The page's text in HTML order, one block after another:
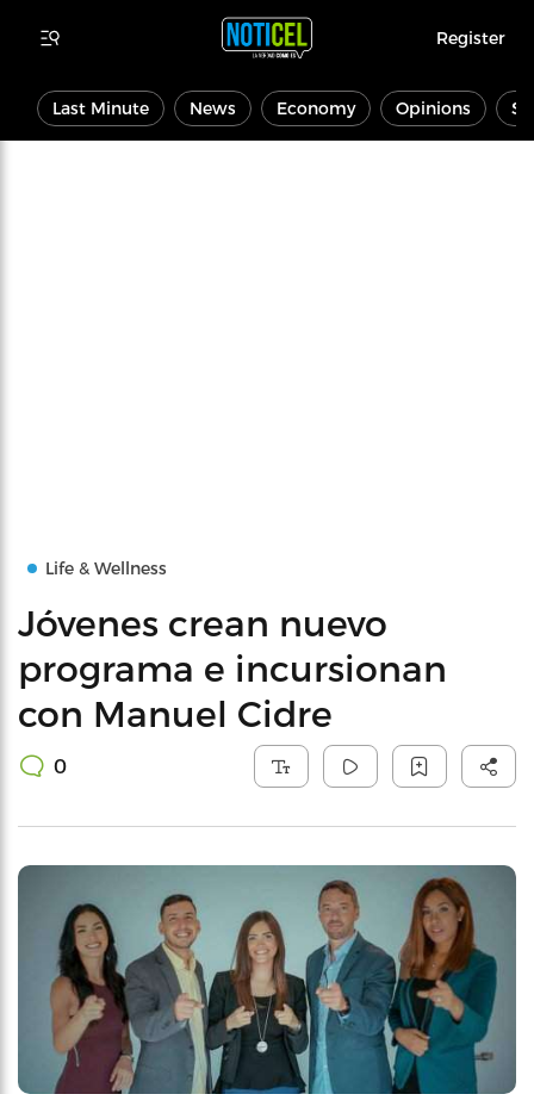
Register
Last Minute News Economy Opinions
Life & Wellness
Jóvenes crean nuevo
programa e incursionan
con Manuel Cidre
0